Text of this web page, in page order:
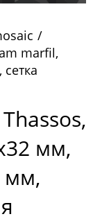
marfil,
мм,
мм,